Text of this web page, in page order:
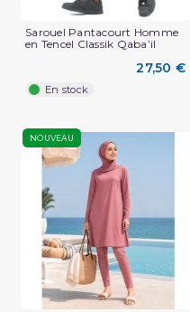
Sarouel Pantacourt Homme
en Tencel Classik Qaba’il
27,50 €
En stock
NOUVEAU